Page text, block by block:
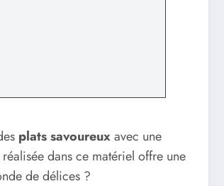
plats savoureuxavec une
dans ce matériel offre une
de délices ?